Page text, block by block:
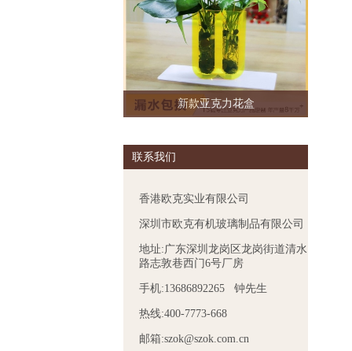
新款亚克力花盒
联系我们
香港欧克实业有限公司
深圳市欧克有机玻璃制品有限公司
地址:广东深圳龙岗区龙岗街道清水
路志敦巷西门6号厂房
手机:13686892265 钟先生
热线:400-7773-668
邮箱:szok@szok.com.cn